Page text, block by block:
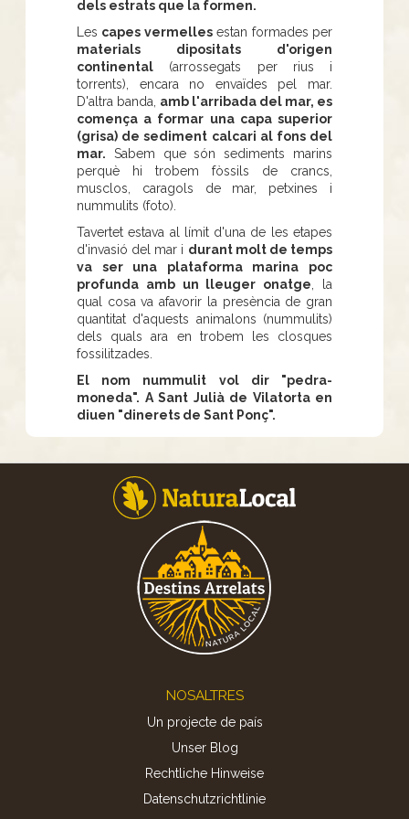
dels estrats que la formen.
Les capes vermellesestan formades per
materials dipositats d'origen
continental (arrossegats per rius i
torrents), encara no envaïdes pel mar.
D'altra banda, amb l'arribada del mar, es
comença a formar una capa superior
(grisa) de sediment calcari al fons del
mar. Sabem que són sediments marins
perquè hi trobem fòssils de crancs,
musclos, caragols de mar, petxines i
nummulits (foto).
Tavertet estava al límit d'una de les etapes
d'invasió del mar i durant molt de temps
va ser una plataforma marina poc
profunda amb un lleuger onatge , la
qual cosa va afavorir la presència de gran
quantitat d'aquests animalons (nummulits)
dels quals ara en trobem les closques
fossilitzades.
El nom nummulit vol dir "pedra-
moneda". A Sant Julià de Vilatorta en
diuen "dinerets de Sant Ponç".
NOSALTRES
Un projecte de país
Unser Blog
Rechtliche Hinweise
Datenschutzrichtlinie